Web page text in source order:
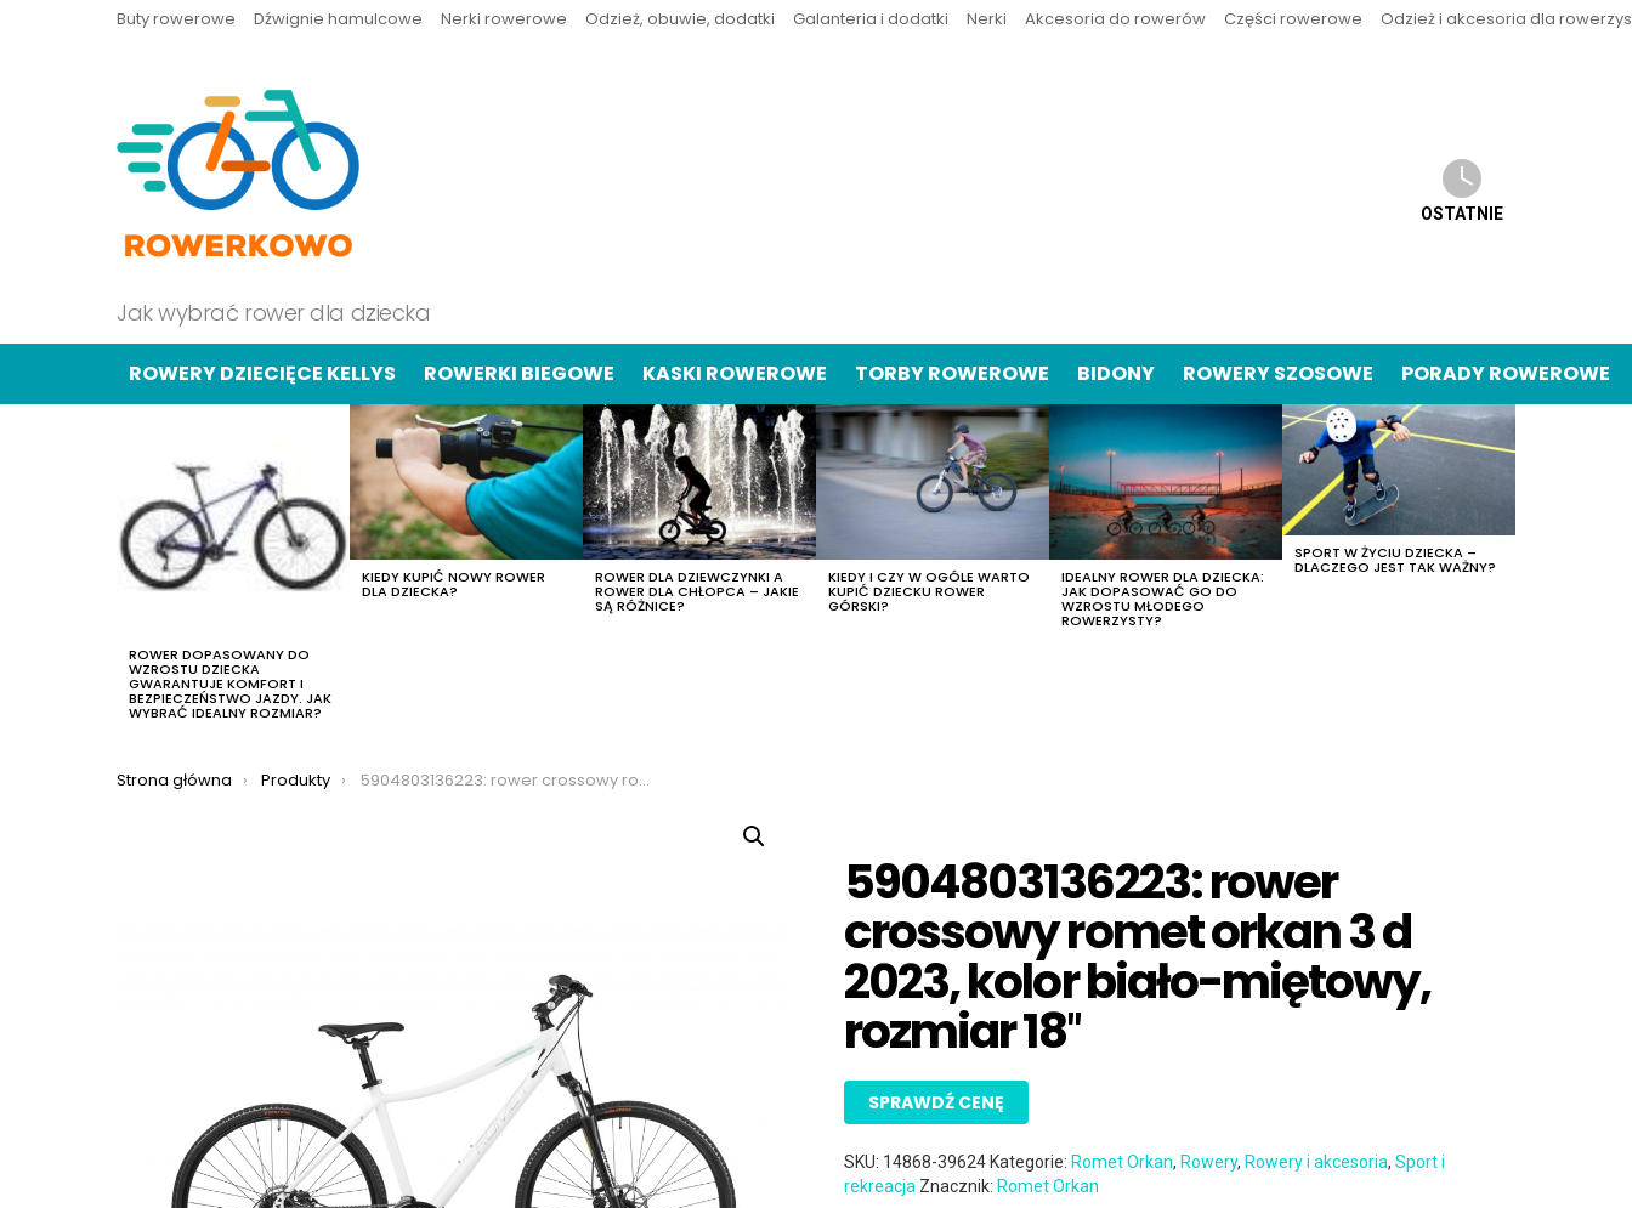
Buty rowerowe Dźwignie hamulcowe Nerki rowerowe Odzież, obuwie, dodatki Galanteria i dodatki Nerki Akcesoria do rowerów Części rowerowe Odzież i akcesoria dla
Jak wybrać rower dla dziecka
OSTATNIE
ROWERY DZIECIĘCE KELLYS ROWERKI BIEGOWE KASKI ROWEROWE TORBY ROWEROWE BIDONY ROWERY SZOSOWE PORADY ROWEROWE
ROWER DOPASOWANY DO
WZROSTU DZIECKA
GWARANTUJE KOMFORT I
BEZPIECZEŃSTWO JAZDY. JAK
WYBRAĆ IDEALNY ROZMIAR?
KIEDY KUPIĆ NOWY ROWER
DLA DZIECKA?
ROWER DLA DZIEWCZYNKI A
ROWER DLA CHŁOPCA – JAKIE
SĄ RÓŻNICE?
KIEDY I CZY W OGÓLE WARTO
KUPIĆ DZIECKU ROWER
GÓRSKI?
IDEALNY ROWER DLA DZIECKA:
JAK DOPASOWAĆ GO DO
WZROSTU MŁODEGO
ROWERZYSTY?
SPORT W ŻYCIU DZIECKA –
DLACZEGO JEST TAK WAŻNY?
Jesteś tutaj:
Strona główna Produkty 5904803136223: rower crossowy romet orkan 3 d 2023, kolor biało-miętowy, rozmiar 18″
5904803136223: rower
crossowy romet orkan 3 d
2023, kolor biało-miętowy,
rozmiar 18″
SPRAWDŹ CENĘ
SKU: 14868-39624 Kategorie: Romet Orkan, Rowery, Rowery i akcesoria,Sport i
rekreacja Znacznik: Romet Orkan